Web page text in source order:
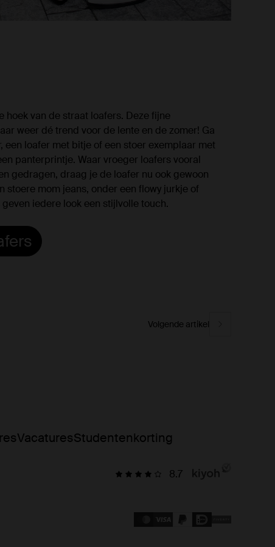
hoek van de straat loafers. Deze fijne
weer dé trend voor de lente en de zomer! Ga
een loafer met bitje of een stoer exemplaar met
panterprintje. Waar vroeger loafers vooral
gedragen, draag je de loafer nu ook gewoon
stoere mom jeans, onder een flowy jurkje of
iedere look een stijlvolle touch.
Volgende artikel
VacaturesStudentenkorting
8.7